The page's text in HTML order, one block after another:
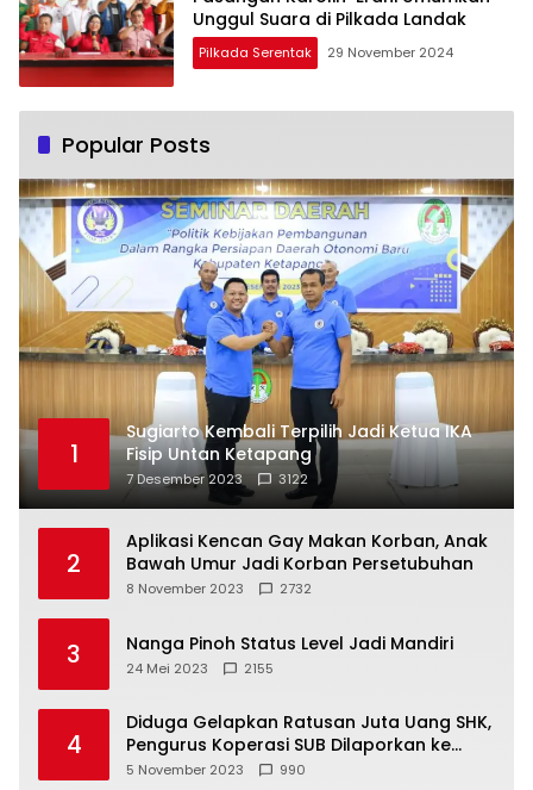
Unggul Suara di Pilkada Landak
Pilkada Serentak 29 November 2024
Popular Posts
1
Sugiarto Kembali Terpilih Jadi Ketua IKA
Fisip Untan Ketapang
7 Desember 2023 3122
2
Aplikasi Kencan Gay Makan Korban, Anak
Bawah Umur Jadi Korban Persetubuhan
8 November 2023 2732
3 Nanga Pinoh Status Level Jadi Mandiri
24 Mei 2023 2155
4
Diduga Gelapkan Ratusan Juta Uang SHK,
Pengurus Koperasi SUB Dilaporkan ke
Polisi
5 November 2023 990